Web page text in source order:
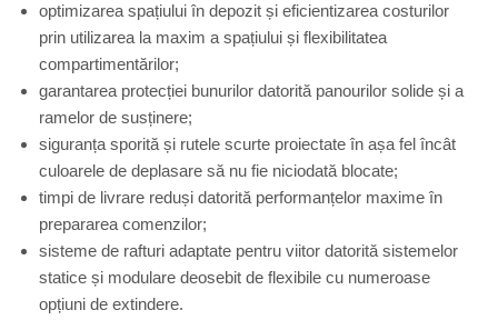
optimizarea spațiului în depozit și eficientizarea costurilor
prin utilizarea la maxim a spațiului și flexibilitatea
compartimentărilor;
garantarea protecției bunurilor datorită panourilor solide și a
ramelor de susținere;
siguranța sporită și rutele scurte proiectate în așa fel încât
culoarele de deplasare să nu fie niciodată blocate;
timpi de livrare reduși datorită performanțelor maxime în
prepararea comenzilor;
sisteme de rafturi adaptate pentru viitor datorită sistemelor
statice și modulare deosebit de flexibile cu numeroase
opțiuni de extindere.